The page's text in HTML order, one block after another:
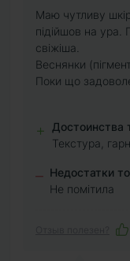
Маю чутливу
підійшов на ура.
свіжіша.
Веснянки
Поки що
+
Достоинства
Текстура,
– Недостатки
Не помітила